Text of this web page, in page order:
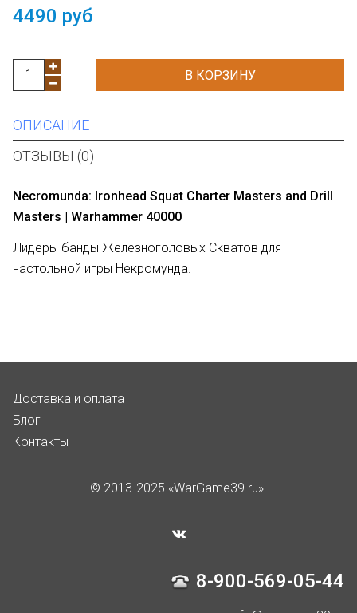
4490 руб
В КОРЗИНУ
ОПИСАНИЕ
ОТЗЫВЫ (0)
Necromunda: Ironhead Squat Charter Masters and Drill
Masters | Warhammer 40000
Лидеры банды Железноголовых Скватов для
настольной игры Некромунда.
Доставка и оплата
Блог
Контакты
© 2013-2025 «WarGame39.ru»
8-900-569-05-44